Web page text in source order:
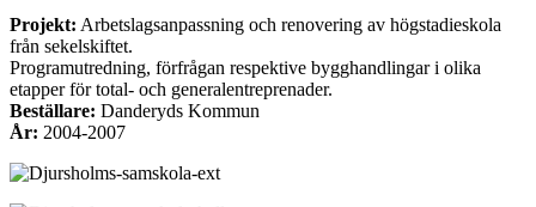
Projekt: Arbetslagsanpassning och renovering av högstadieskola
från sekelskiftet.
Programutredning, förfrågan respektive bygghandlingar i olika
etapper för total- och generalentreprenader.
Beställare: Danderyds Kommun
År: 2004-2007